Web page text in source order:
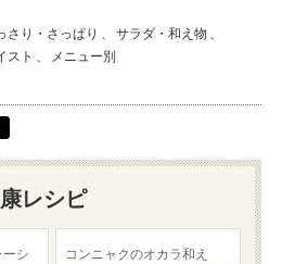
さり・さっぱり 、 サラダ・和え物 、
スト 、 メニュー別
レシピ
シ
コンニャクのオカラ和え